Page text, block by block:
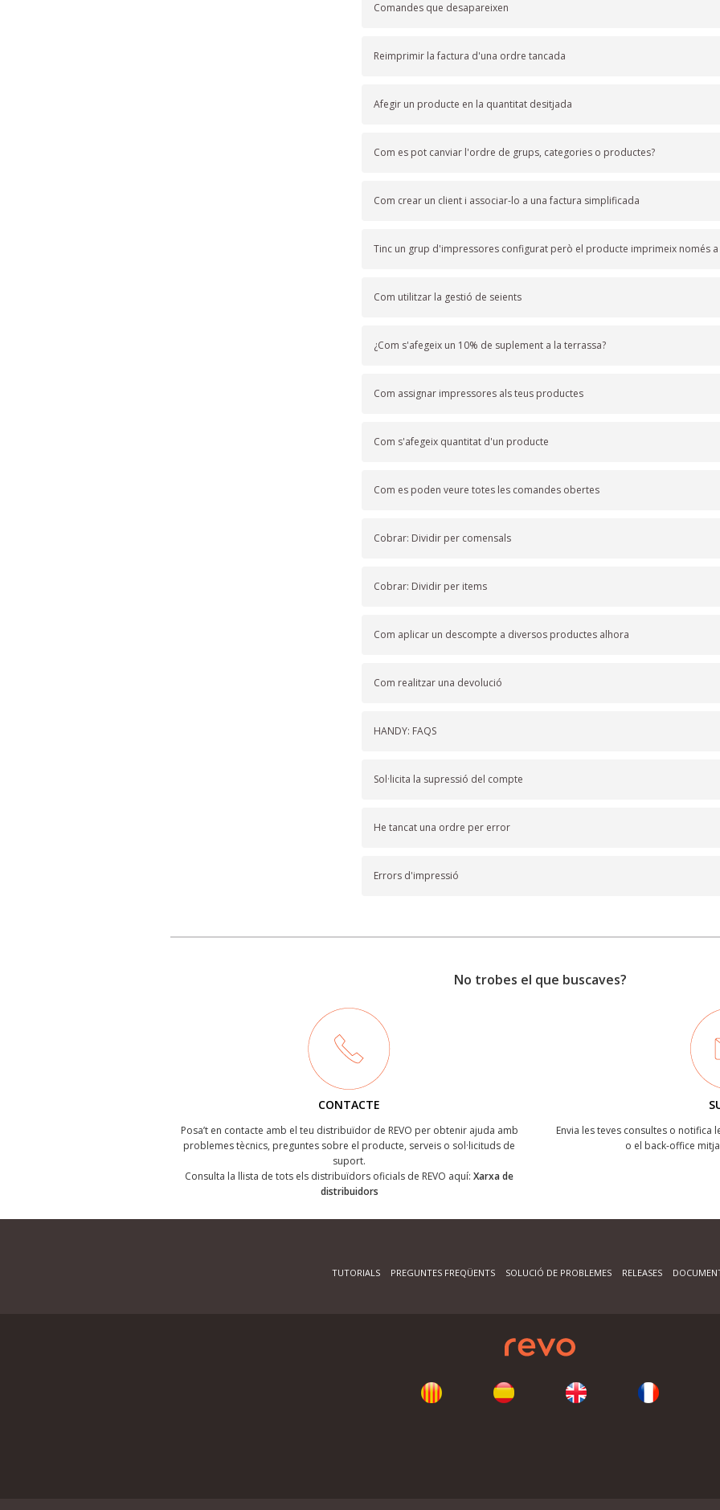
Comandes que desapareixen
Reimprimir la factura d'una ordre tancada
Afegir un producte en la quantitat desitjada
Com es pot canviar l'ordre de grups, categories o productes?
Com crear un client i associar-lo a una factura simplificada
Tinc un grup d'impressores configurat però el producte imprimeix només
Com utilitzar la gestió de seients
¿Com s'afegeix un 10% de suplement a la terrassa?
Com assignar impressores als teus productes
Com s'afegeix quantitat d'un producte
Com es poden veure totes les comandes obertes
Cobrar: Dividir per comensals
Cobrar: Dividir per items
Com aplicar un descompte a diversos productes alhora
Com realitzar una devolució
HANDY: FAQS
Sol·licita la supressió del compte
He tancat una ordre per error
Errors d'impressió
No trobes el que buscaves?
CONTACTE
Posa’t en contacte amb el teu distribuïdor de REVO per obtenir ajuda amb
problemes tècnics, preguntes sobre el producte, serveis o sol·licituds de
suport.
Consulta la llista de tots els distribuïdors oficials de REVO aquí: Xarxa de
distribuidors
Envia les teves consultes o notifica
o el back-office
TUTORIALS PREGUNTES FREQÜENTS SOLUCIÓ DE PROBLEMES RELEASES